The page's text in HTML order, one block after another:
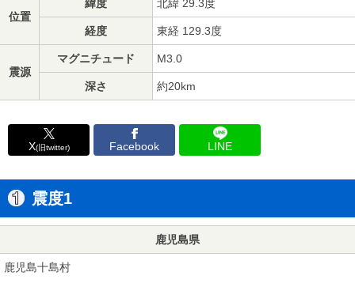
位置
緯度 北緯 29.3度
経度 東経 129.3度
震源
マグニチュード M3.0
深さ 約20km
X(旧twitter) Facebook LINE
震度1
鹿児島県
鹿児島十島村